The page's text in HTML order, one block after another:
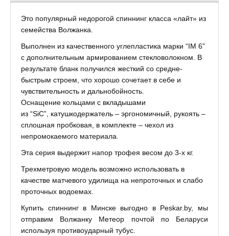
Это популярный недорогой спиннинг класса «лайт» из
семейства Волжанка.
Выполнен из качественного углепластика марки “IM 6”
с дополнительным армированием стекловолокном. В
результате бланк получился жесткий со средне-
быстрым строем, что хорошо сочетает в себе и
чувствительность и дальнобойность.
Оснащение кольцами с вкладышами
из “SiC”, катушкодержатель – эргономичный, рукоять –
сплошная пробковая, в комплекте – чехол из
непромокаемого материала.
Эта серия выдержит напор трофея весом до 3-х кг.
Трехметровую модель возможно использовать в
качестве матчевого удилища на непроточных и слабо
проточных водоемах.
Купить спиннинг в Минске выгодно в Peskar.by, мы
отправим Волжанку Метеор почтой по Беларуси
используя противоударный тубус.